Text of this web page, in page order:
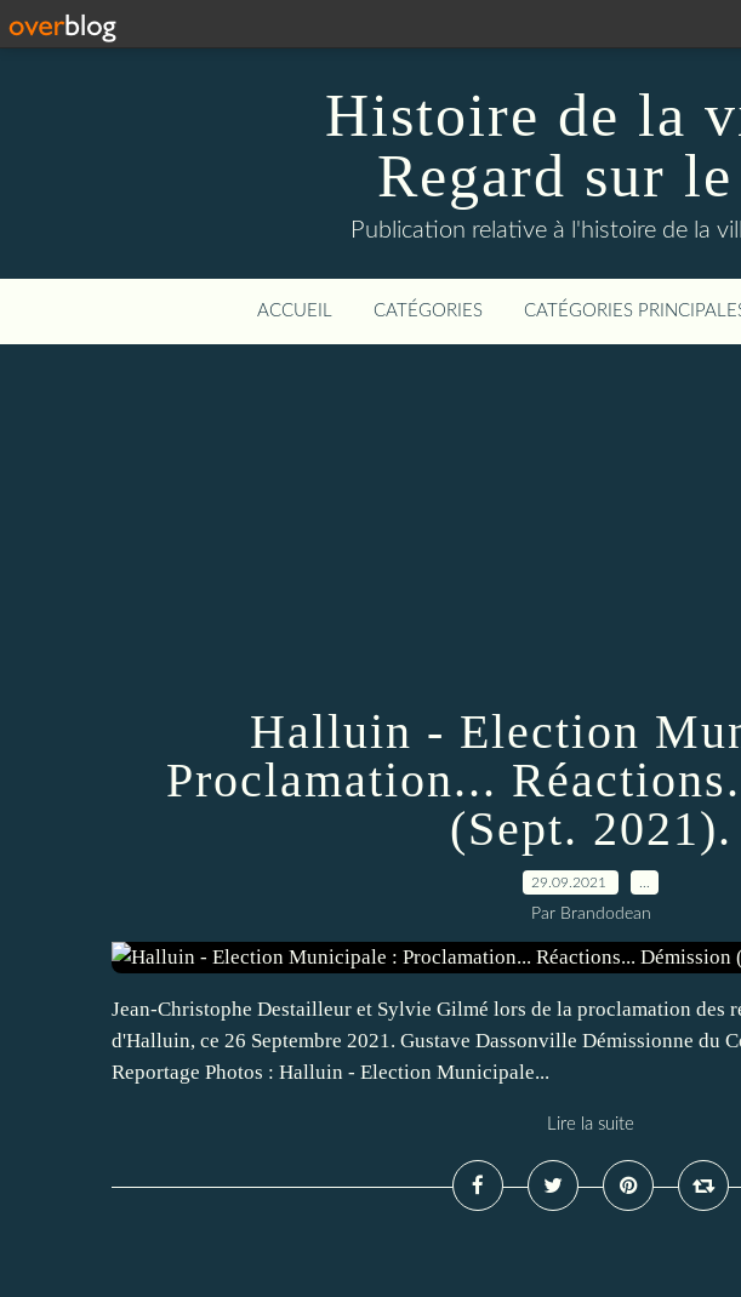
Histoire de la
Regard sur
Publication relative à l'histoire de la
ACCUEIL CATÉGORIES CATÉGORIES
Halluin - Election
Proclamation...
(Sept. 2021).
29.09.2021
Par Brandodean
Jean-Christophe Destailleur et Sylvie Gilmé lors de la proclamation des
d'Halluin, ce 26 Septembre 2021. Gustave Dassonville Démissionne du
Reportage Photos : Halluin - Election Municipale...
Lire la suite